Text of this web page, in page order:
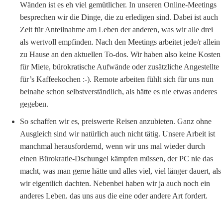
Wänden ist es eh viel gemütlicher. In unseren Online-Meetings
besprechen wir die Dinge, die zu erledigen sind. Dabei ist auch
Zeit für Anteilnahme am Leben der anderen, was wir alle drei
als wertvoll empfinden. Nach den Meetings arbeitet jede/r allein
zu Hause an den aktuellen To-dos. Wir haben also keine Kosten
für Miete, bürokratische Aufwände oder zusätzliche Angestellte
für’s Kaffeekochen :-). Remote arbeiten fühlt sich für uns nun
beinahe schon selbstverständlich, als hätte es nie etwas anderes
gegeben.
So schaffen wir es, preiswerte Reisen anzubieten. Ganz ohne
Ausgleich sind wir natürlich auch nicht tätig. Unsere Arbeit ist
manchmal herausfordernd, wenn wir uns mal wieder durch
einen Bürokratie-Dschungel kämpfen müssen, der PC nie das
macht, was man gerne hätte und alles viel, viel länger dauert, als
wir eigentlich dachten. Nebenbei haben wir ja auch noch ein
anderes Leben, das uns aus die eine oder andere Art fordert.